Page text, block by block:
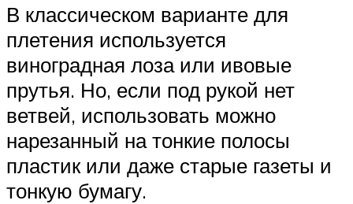
В классическом варианте для
плетения используется
виноградная лоза или ивовые
прутья. Но, если под рукой нет
ветвей, использовать можно
нарезанный на тонкие полосы
пластик или даже старые газеты и
тонкую бумагу.